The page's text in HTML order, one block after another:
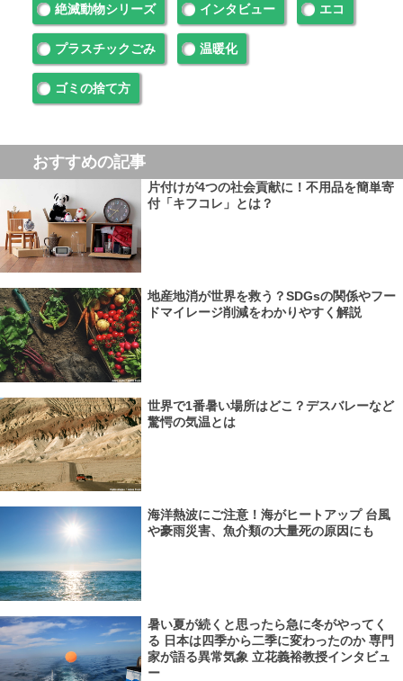
絶滅動物シリーズ インタビュー エコ
プラスチックごみ 温暖化
ゴミの捨て方
おすすめの記事
片付けが4つの社会貢献に！不用品を簡単寄
付「キフコレ」とは？
地産地消が世界を救う？SDGsの関係やフー
ドマイレージ削減をわかりやすく解説
世界で1番暑い場所はどこ？デスバレーなど
驚愕の気温とは
海洋熱波にご注意！海がヒートアップ 台風
や豪雨災害、魚介類の大量死の原因にも
暑い夏が続くと思ったら急に冬がやってく
る 日本は四季から二季に変わったのか 専門
家が語る異常気象 立花義裕教授インタビュ
ー